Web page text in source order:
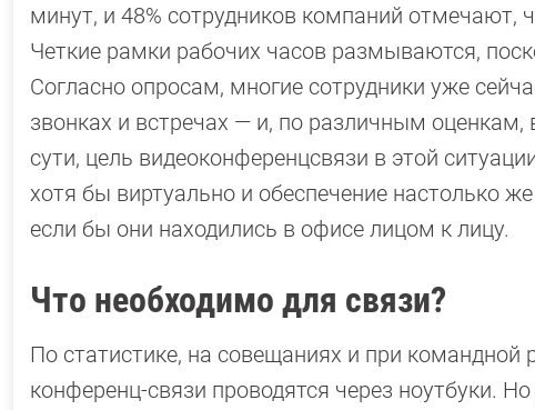
минут, и 48% сотрудников компаний отмечают,
Четкие рамки рабочих часов размываются,
Согласно опросам, многие сотрудники уже
звонках и встречах — и, по различным
сути, цель видеоконференцсвязи в этой
хотя бы виртуально и обеспечение настолько
если бы они находились в офисе лицом к лицу.
Что необходимо для связи?
По статистике, на совещаниях и при командной
конференц-связи проводятся через ноутбуки.